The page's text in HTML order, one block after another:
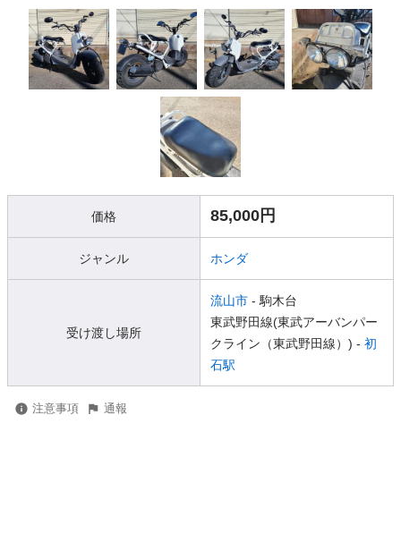
価格 85,000円
ジャンル ホンダ
受け渡し場所
流山市 - 駒木台
東武野田線(東武アーバンパー
クライン（東武野田線）) - 初
石駅
注意事項 通報